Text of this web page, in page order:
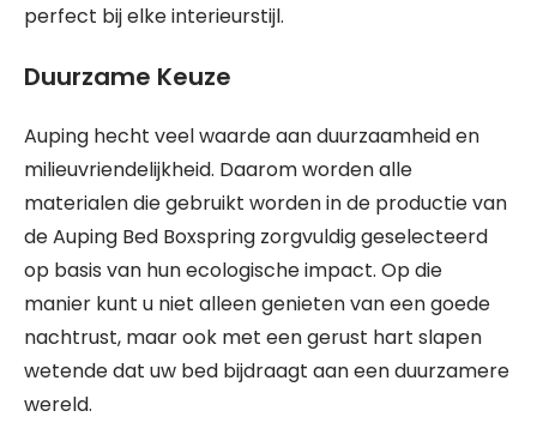
perfect bij elke interieurstijl.
Duurzame Keuze
Auping hecht veel waarde aan duurzaamheid en
milieuvriendelijkheid. Daarom worden alle
materialen die gebruikt worden in de productie van
de Auping Bed Boxspring zorgvuldig geselecteerd
op basis van hun ecologische impact. Op die
manier kunt u niet alleen genieten van een goede
nachtrust, maar ook met een gerust hart slapen
wetende dat uw bed bijdraagt aan een duurzamere
wereld.